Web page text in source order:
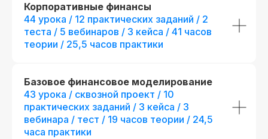
Корпоративные финансы
44 урока / 12 практических заданий / 2
теста / 5 вебинаров / 3 кейса / 41 часов
теории / 25,5 часов практики
Базовое финансовое моделирование
43 урока / сквозной проект / 10
практических заданий / 3 кейса / 3
вебинара / тест / 19 часов теории / 24,5
часа практики